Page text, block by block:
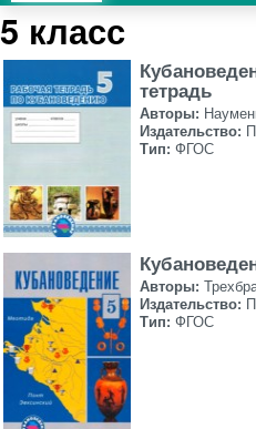
5 класс
тетрадь
Авторы:
Издательство:
Тип: ФГОС
Авторы:
Издательство:
Тип: ФГОС